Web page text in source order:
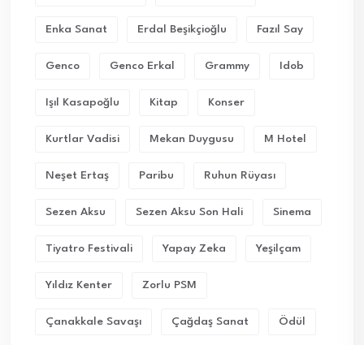
Enka Sanat Erdal Beşikçioğlu Fazıl Say
Genco Genco Erkal Grammy Idob
Işıl Kasapoğlu Kitap Konser
Kurtlar Vadisi Mekan Duygusu M Hotel
Neşet Ertaş Paribu Ruhun Rüyası
Sezen Aksu Sezen Aksu Son Hali Sinema
Tiyatro Festivali Yapay Zeka Yeşilçam
Yıldız Kenter Zorlu PSM
Çanakkale Savaşı Çağdaş Sanat Ödül